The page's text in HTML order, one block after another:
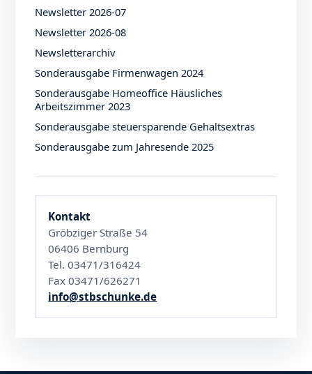
Newsletter 2026-07
Newsletter 2026-08
Newsletterarchiv
Sonderausgabe Firmenwagen 2024
Sonderausgabe Homeoffice Häusliches
Arbeitszimmer 2023
Sonderausgabe steuersparende Gehaltsextras
Sonderausgabe zum Jahresende 2025
Kontakt
Gröbziger Straße 54
06406 Bernburg
Tel. 03471/316424
Fax 03471/626271
info@stbschunke.de